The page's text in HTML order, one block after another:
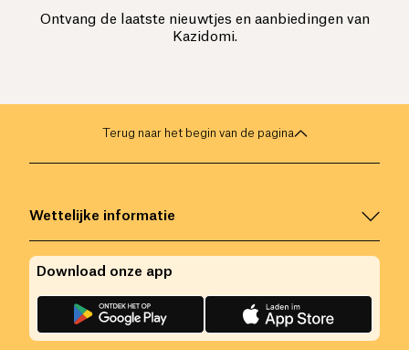
Ontvang de laatste nieuwtjes en aanbiedingen van
Kazidomi.
Terug naar het begin van de pagina
Wettelijke informatie
Download onze app